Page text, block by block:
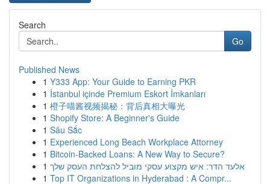
Search
Go
Published News
1 Y333 App: Your Guide to Earning PKR
1 İstanbul içinde Premium Eskort İmkanları
1 橙子喵酱视频揭秘：背后真相大曝光
1 Shopify Store: A Beginner's Guide
1 Sâu Sắc
1 Experienced Long Beach Workplace Attorney
1 Bitcoin-Backed Loans: A New Way to Secure?
1 אלעד הדר: איש מקצוע עסקי מוביל להצלחת העסק שלך
1 Top IT Organizations in Hyderabad : A Compr...